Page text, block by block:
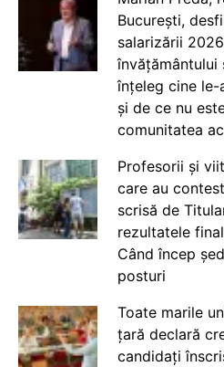
București,
salarizării
învățământului
înțeleg cine
și de ce nu
comunitatea
Profesorii și
care au
scrisă de
rezultatele
Când încep
posturi
Toate marile
țară declară
candidați